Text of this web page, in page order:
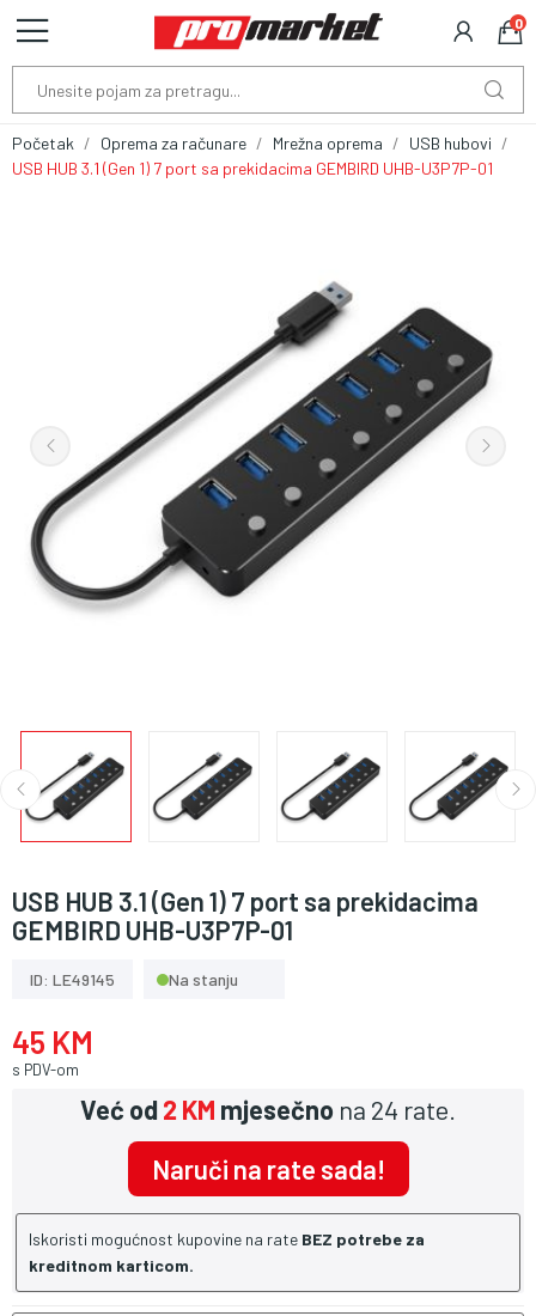
0
Početak Oprema za računare Mrežna oprema
USB hubovi
USB HUB 3.1 (Gen 1) 7 port sa prekidacima GEMBIRD UHB-U3P7P-01
USB HUB 3.1 (Gen 1) 7 port sa prekidacima
GEMBIRD UHB-U3P7P-01
ID: LE49145 Na stanju
45 KM
s PDV-om
Već od2 KM mjesečno na 24 rate.
Naruči na rate sada!
Iskoristi mogućnost kupovine na rate BEZ potrebe za
kreditnom karticom.